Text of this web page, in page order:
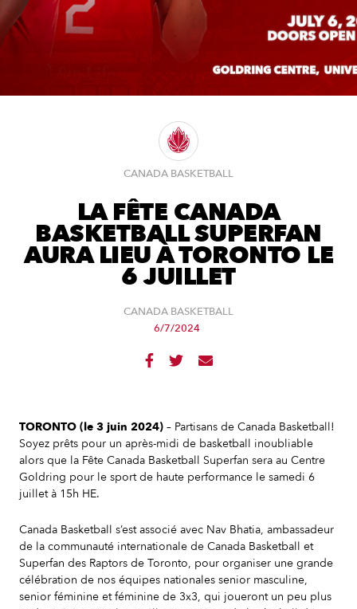
CANADA BASKETBALL
LA FÊTE CANADA
BASKETBALL SUPERFAN
AURA LIEU À TORONTO LE
6 JUILLET
CANADA BASKETBALL
6/7/2024
  
TORONTO (le 3 juin 2024) – Partisans de Canada Basketball!
Soyez prêts pour un après-midi de basketball inoubliable
alors que la Fête Canada Basketball Superfan sera au Centre
Goldring pour le sport de haute performance le samedi 6
juillet à 15h HE.
Canada Basketball s’est associé avec Nav Bhatia, ambassadeur
de la communauté internationale de Canada Basketball et
Superfan des Raptors de Toronto, pour organiser une grande
célébration de nos équipes nationales senior masculine,
senior féminine et féminine de 3x3, qui joueront un peu plus